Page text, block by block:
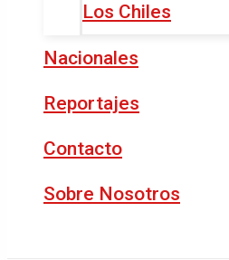
Los Chiles
Nacionales
Reportajes
Contacto
Sobre Nosotros